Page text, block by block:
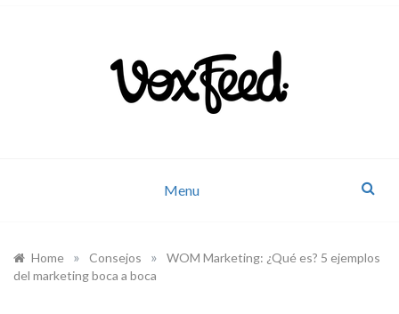
Menu
Home » Consejos »
WOM Marketing: ¿Qué es? 5 ejemplos
del marketing boca a boca